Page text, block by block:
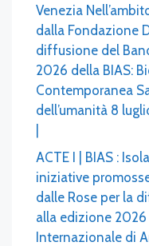
Venezia
dalla Fondazione
diffusione del
2026 della BIAS:
Contemporanea
dell’umanità 8
ACTE I | BIAS :
iniziative
dalle Rose per la
alla edizione 2026
Internazionale di